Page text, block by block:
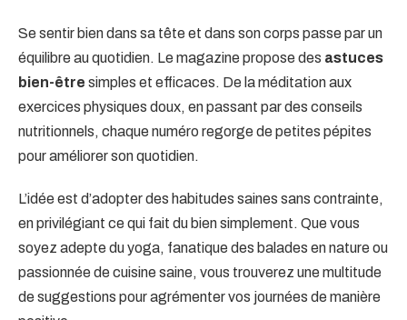
Se sentir bien dans sa tête et dans son corps passe par un
équilibre au quotidien. Le magazine propose des astuces
bien-être simples et efficaces. De la méditation aux
exercices physiques doux, en passant par des conseils
nutritionnels, chaque numéro regorge de petites pépites
pour améliorer son quotidien.
L’idée est d’adopter des habitudes saines sans contrainte,
en privilégiant ce qui fait du bien simplement. Que vous
soyez adepte du yoga, fanatique des balades en nature ou
passionnée de cuisine saine, vous trouverez une multitude
de suggestions pour agrémenter vos journées de manière